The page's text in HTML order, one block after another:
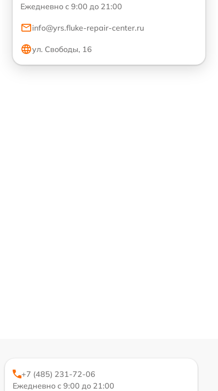
Ежедневно с 9:00 до 21:00
info@yrs.fluke-repair-center.ru
ул. Свободы, 16
+7 (485) 231-72-06
Ежедневно с 9:00 до 21:00